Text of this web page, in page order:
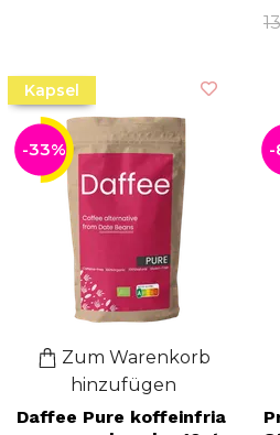
Kapsel
-33%
Zum Warenkorb
hinzufügen
Daffee Pure koffeinfria
-